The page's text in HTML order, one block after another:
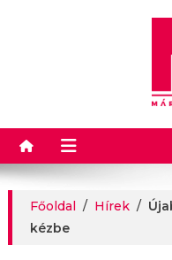
Főoldal / Hírek /
kézbe